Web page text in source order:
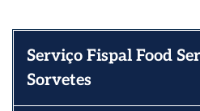
Serviço Fispal Food
Sorvetes